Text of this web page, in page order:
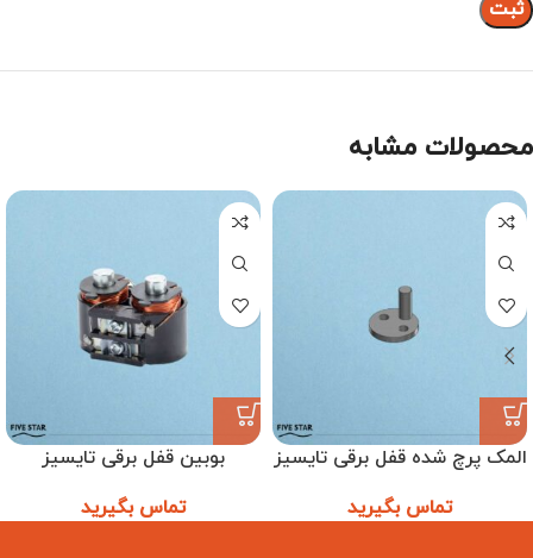
محصولات مشابه
المک پرچ شده قفل برقی تایسیز
تماس بگیرید
بوبین قفل برقی تایسیز
تماس بگیرید